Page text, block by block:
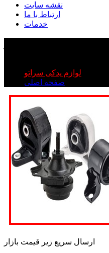
نقشه سایت
ارتباط با ما
خدمات
لوازم یدکی سراتو
صفحه اصلی
ارسال سریع زیر قیمت بازار